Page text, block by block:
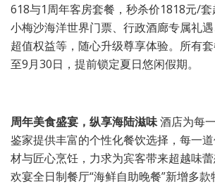
618与1周年客房套餐，秒杀价1818元/
小梅沙海洋世界门票、行政酒廊专属礼
超值权益等，随心升级尊享体验。所有
至9月30日，提前锁定夏日悠闲假期。
周年美食盛宴，纵享海陆滋味酒店为每
鉴家提供丰富的个性化餐饮选择，每一
材与匠心烹饪，力求为宾客带来超越味蕾
欢宴全日制餐厅“海鲜自助晚餐”新增多